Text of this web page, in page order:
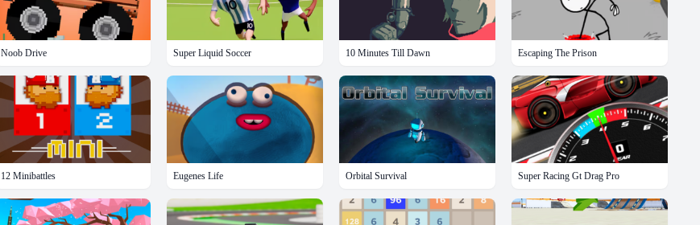
Noob Drive Super Liquid Soccer 10 Minutes Till Dawn Escaping The Prison
12 Minibattles Eugenes Life Orbital Survival Super Racing Gt Drag Pro